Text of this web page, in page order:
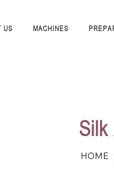
US MACHINES
Silk
HOME